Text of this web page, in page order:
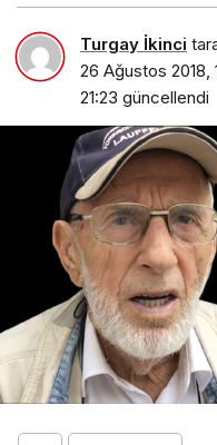
Turgay İkinci
26 Ağustos 2018,
21:23 güncellendi